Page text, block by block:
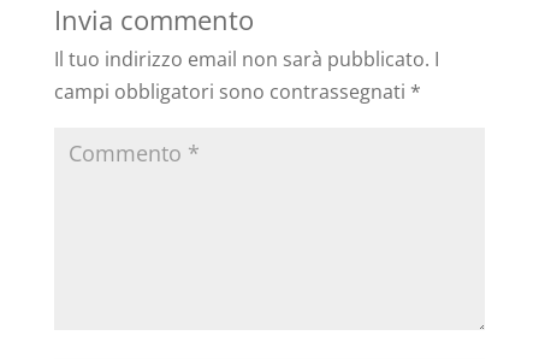
Invia commento
Il tuo indirizzo email non sarà pubblicato. I
campi obbligatori sono contrassegnati *